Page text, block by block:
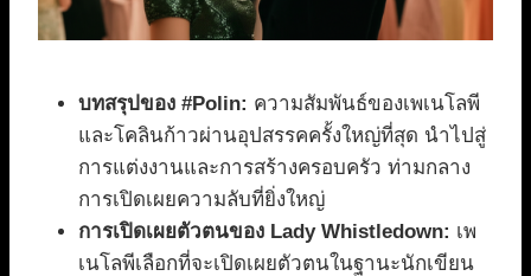
บทสรุปของ #Polin: ความสัมพันธ์ของเพเนโลพี
และโคลินก้าวผ่านอุปสรรคครั้งใหญ่ที่สุด นำไปสู่
การแต่งงานและการสร้างครอบครัว ท่ามกลาง
การเปิดเผยความลับที่ยิ่งใหญ่
การเปิดเผยตัวตนของ Lady Whistledown: เพ
เนโลพีเลือกที่จะเปิดเผยตัวตนในฐานะนักเขียน